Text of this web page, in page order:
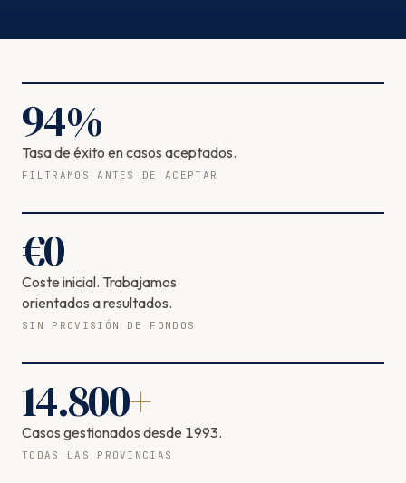
94%
Tasa de éxito en casos aceptados.
FILTRAMOS ANTES DE ACEPTAR
€0
Coste inicial. Trabajamos
orientados a resultados.
SIN PROVISIÓN DE FONDOS
14.800+
Casos gestionados desde 1993.
TODAS LAS PROVINCIAS